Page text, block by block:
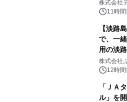
株式会社
11時間
【淡路
で、一
用の淡
プール
スの2施
株式会社
12時間
「ＪＡ
ル」を